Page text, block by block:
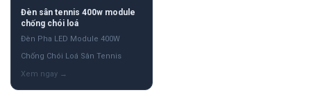
Đèn sân tennis 400w module
chống chói loá
Đèn Pha LED Module 400W
Chống Chói Loá Sân Tennis